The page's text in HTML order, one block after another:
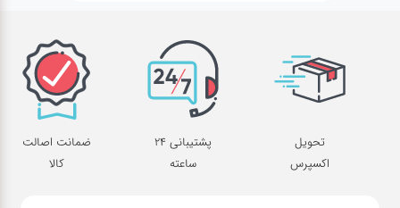
تحویل
اکسپرس
پشتیبانی 24
ساعته
ضمانت اصالت
کالا